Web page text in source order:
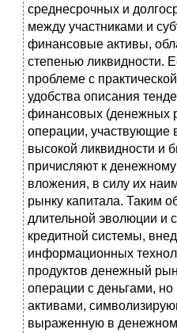
среднесрочных и
между участниками и
финансовые активы,
степенью ликвидности.
проблеме с
удобства описания
финансовых (денежных
операции, участвующие
высокой ликвидности и
причисляют к
вложения, в силу их
рынку капитала. Таким
длительной эволюции и
кредитной системы,
информационных
продуктов денежный
операции с деньгами,
активами,
выраженную в денежном